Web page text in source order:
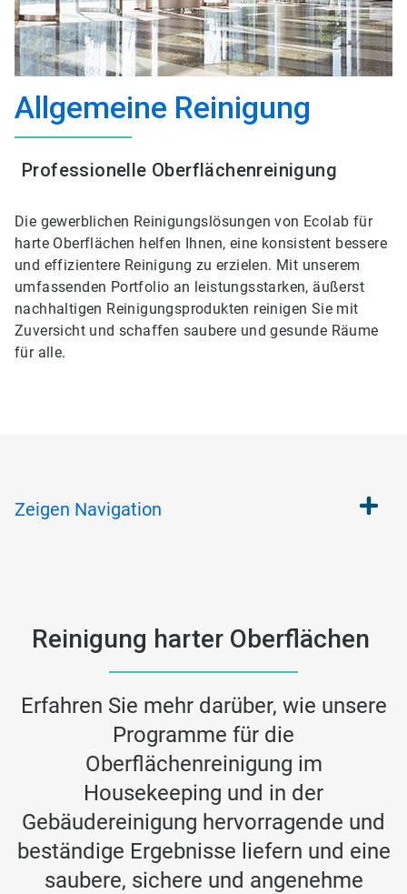
Allgemeine Reinigung
Professionelle Oberflächenreinigung
Die gewerblichen Reinigungslösungen von Ecolab für
harte Oberflächen helfen Ihnen, eine konsistent bessere
und effizientere Reinigung zu erzielen. Mit unserem
umfassenden Portfolio an leistungsstarken, äußerst
nachhaltigen Reinigungsprodukten reinigen Sie mit
Zuversicht und schaffen saubere und gesunde Räume
für alle.
Zeigen Navigation
Reinigung harter Oberflächen
Erfahren Sie mehr darüber, wie unsere
Programme für die
Oberflächenreinigung im
Housekeeping und in der
Gebäudereinigung hervorragende und
beständige Ergebnisse liefern und eine
saubere, sichere und angenehme